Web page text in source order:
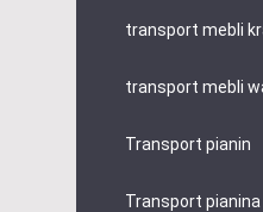
transport mebli
transport mebli
Transport pianin
Transport pianina